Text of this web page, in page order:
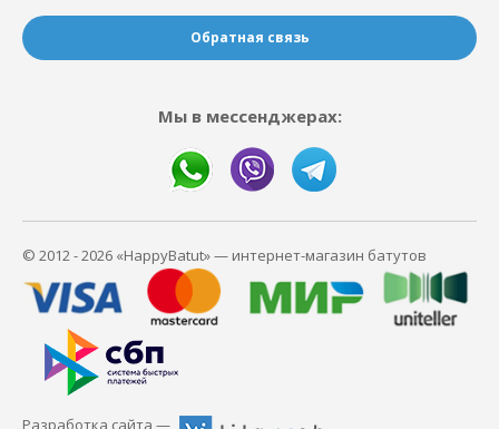
Обратная связь
Мы в мессенджерах:
© 2012 - 2026 «HappyBatut» — интернет-магазин батутов